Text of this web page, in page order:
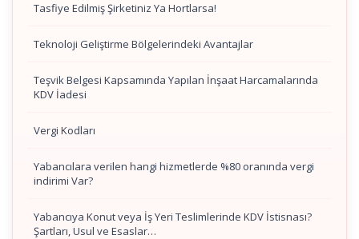
Tasfiye Edilmiş Şirketiniz Ya Hortlarsa!
Teknoloji Geliştirme Bölgelerindeki Avantajlar
Teşvik Belgesi Kapsamında Yapılan İnşaat Harcamalarında
KDV İadesi
Vergi Kodları
Yabancılara verilen hangi hizmetlerde %80 oranında vergi
indirimi Var?
Yabancıya Konut veya İş Yeri Teslimlerinde KDV İstisnası?
Şartları, Usul ve Esaslar…